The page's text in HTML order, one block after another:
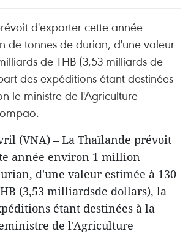
d'exporter cette année
de tonnes de durian, d'une valeur
de THB (3,53 milliards de
des expéditions étant destinées
le ministre de l'Agriculture
(VNA) – La Thaïlande prévoit
année environ 1 million
d'une valeur estimée à 130
(3,53 milliardsde dollars), la
étant destinées à la
de l'Agriculture